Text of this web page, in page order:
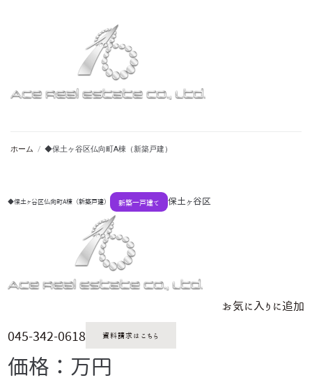
ホーム / ◆保土ヶ谷区仏向町A棟（新築戸建）
◆保土ヶ谷区仏向町A棟（新築戸建） 新築一戸建て 保土ヶ谷区
お気に入りに追加
045-342-0618 資料請求はこちら
価格：万円